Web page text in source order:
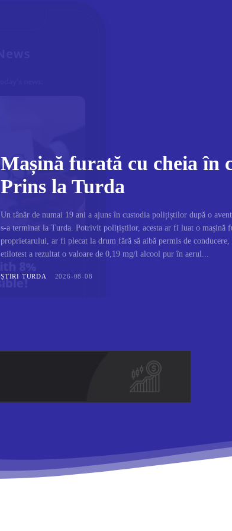
Mașină furată cu cheia în
Prins la Turda
Un tânăr de numai 19 ani a ajuns în custodia polițiștilor după o
s-a terminat la Turda. Potrivit polițiștilor, acesta ar fi luat o mașină
proprietarului, ar fi plecat la drum fără să aibă permis de conducere,
etilotest a rezultat o valoare de 0,19 mg/l alcool pur în aerul...
ȘTIRI TURDA 2026-08-08